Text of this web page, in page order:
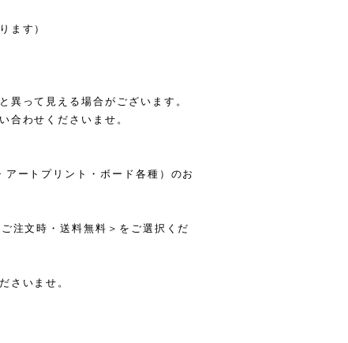
ます）
異って見える場合がございます。
合わせくださいませ。
ートプリント・ボード各種）のお
注文時・送料無料＞をご選択くだ
さいませ。